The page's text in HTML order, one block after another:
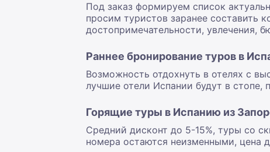
Под заказ формируем список
просим туристов заранее составить
достопримечательности, увлечения,
Раннее бронирование туров в
Возможность отдохнуть в отелях с
лучшие отели Испании будут в стопе,
Горящие туры в Испанию из
Средний дисконт до 5-15%, туры со
номера остаются неизменными, цена